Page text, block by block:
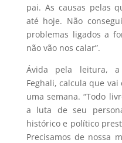
pai. As causas pelas
até hoje. Não
problemas ligados a
não vão nos calar”.
Ávida pela leitura, a
Feghali, calcula que
uma semana. “Todo
a luta de seu
histórico e político
Precisamos de nossa